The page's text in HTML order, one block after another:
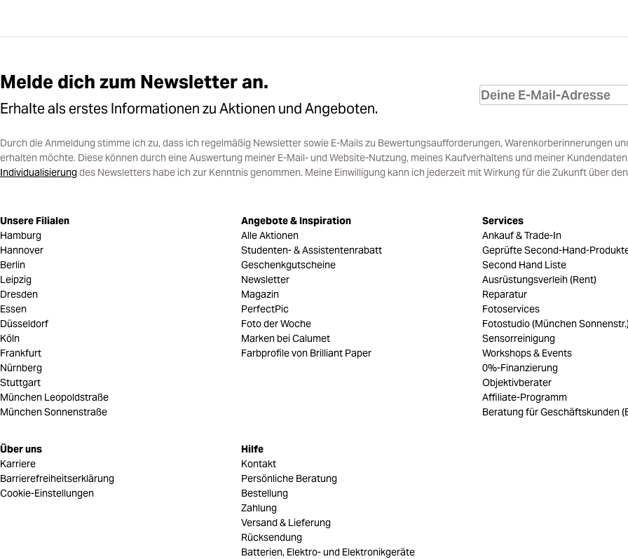
Melde dich zum Newsletter an.
Erhalte als erstes Informationen zu Aktionen und Angeboten.
Durch die Anmeldung stimme ich zu, dass ich regelmäßig Newsletter sowie E-Mails zu Bewertungsaufforderungen, Warenkorberinnerungen
erhalten möchte. Diese können durch eine Auswertung meiner E-Mail- und Website-Nutzung, meines Kaufverhaltens und meiner
Individualisierungdes Newsletters habe ich zur Kenntnis genommen. Meine Einwilligung kann ich jederzeit mit Wirkung für die Zukunft über
Unsere Filialen
Hamburg
Hannover
Berlin
Leipzig
Dresden
Essen
Düsseldorf
Köln
Frankfurt
Nürnberg
Stuttgart
München Leopoldstraße
München Sonnenstraße
Über uns
Karriere
Barrierefreiheitserklärung
Cookie-Einstellungen
Angebote & Inspiration
Alle Aktionen
Studenten- & Assistentenrabatt
Geschenkgutscheine
Newsletter
Magazin
PerfectPic
Foto der Woche
Marken bei Calumet
Farbprofile von Brilliant Paper
Hilfe
Kontakt
Persönliche Beratung
Bestellung
Zahlung
Versand & Lieferung
Rücksendung
Batterien, Elektro- und Elektronikgeräte
Services
Ankauf & Trade-In
Geprüfte Second-Hand-
Second Hand Liste
Ausrüstungsverleih (Rent)
Reparatur
Fotoservices
Fotostudio (München
Sensorreinigung
Workshops & Events
0%-Finanzierung
Objektivberater
Affiliate-Programm
Beratung für Geschäftskunden